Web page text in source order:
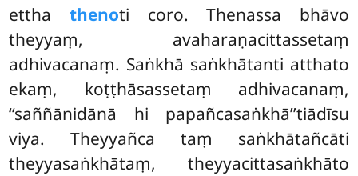
ettha thenoti coro. Thenassa bhāvo
theyyaṃ, avaharaṇacittassetaṃ
adhivacanaṃ. Saṅkhā saṅkhātanti atthato
ekaṃ, koṭṭhāsassetaṃ adhivacanaṃ,
‘‘saññānidānā hi papañcasaṅkhā’’tiādīsu
viya. Theyyañca taṃ saṅkhātañcāti
theyyasaṅkhātaṃ, theyyacittasaṅkhāto